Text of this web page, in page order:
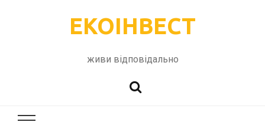
ЕКОІНВЕСТ
живи відповідально